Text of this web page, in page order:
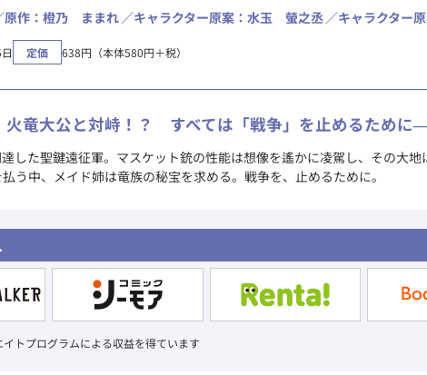
原作：橙乃 ままれ キャラクター原案：水玉 螢之丞 キャラクター
定価 638円（本体580円＋税）
火竜大公と対峙！？ すべては「戦争」を止めるため
した聖鍵遠征軍。マスケット銃の性能は想像を遙かに凌駕し、その大
う中、メイド姉は竜族の秘宝を求める。戦争を、止めるために。
トプログラムによる収益を得ています